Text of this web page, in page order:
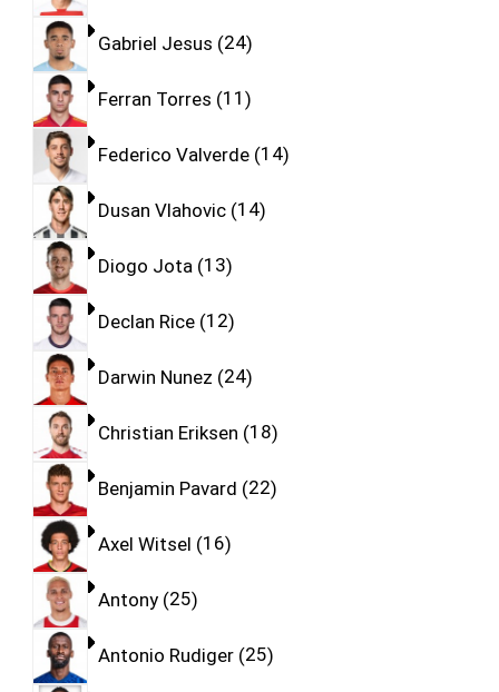
Gabriel Jesus 24
Ferran Torres 11
Federico Valverde 14
Dusan Vlahovic 14
Diogo Jota 13
Declan Rice 12
Darwin Nunez 24
Christian Eriksen 18
Benjamin Pavard 22
Axel Witsel 16
Antony 25
Antonio Rudiger 25